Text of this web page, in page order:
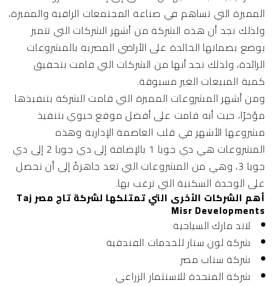
المميزة التي تساهم في صناعة المجتمعات الراقية والمميزة،
ولذلك نجد أن هذه الشركة من أشهر الشركات التي تتميز
بوضع بصماتها الخالدة على الأراضي المصرية بالمشروعات
الرائدة، ولذلك نجد أنها من الشركات التي قامت بتحقيق
كمية المبيعات الغير مسبوقة.
ومن أشهر المشروعات المميزة التي قامت الشركة بتنفيذها
مؤخرًا، حيث أنه قامت على أفضل موقع حيوي بتنفيذ
مشروعها الأشهر في قلب العاصمة الإدارية وهذه
المشروعات هي دي جويا 1 بالإضافة إلى دي جويا 2 إلى دي
جويا 3، وهي من المشروعات التي تعد جاهزةً إلى أن تحصل
على الوحدة السكنية التي ترغب بها.
أهم الشركات الأخرى التي تمتلكها لشركة تاج مصر Taj
Misr Developments
لاند مارك السياحية
شركة لون ستار للخدمات الفندقية
شركة سناب مصر
شركة المتحدة للاستثمار الزراعي